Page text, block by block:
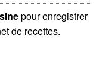
pour enregistrer
de recettes.